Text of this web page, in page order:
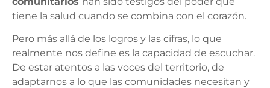
tiene la salud cuando se combina con el corazón.
Pero más allá de los logros y las cifras, lo que
realmente nos define es la capacidad de escuchar.
De estar atentos a las voces del territorio, de
adaptarnos a lo que las comunidades necesitan y